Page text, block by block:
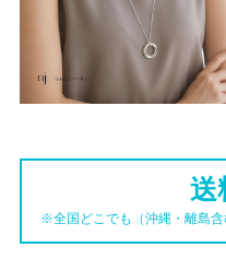
送
※全国どこでも（沖縄・離島含